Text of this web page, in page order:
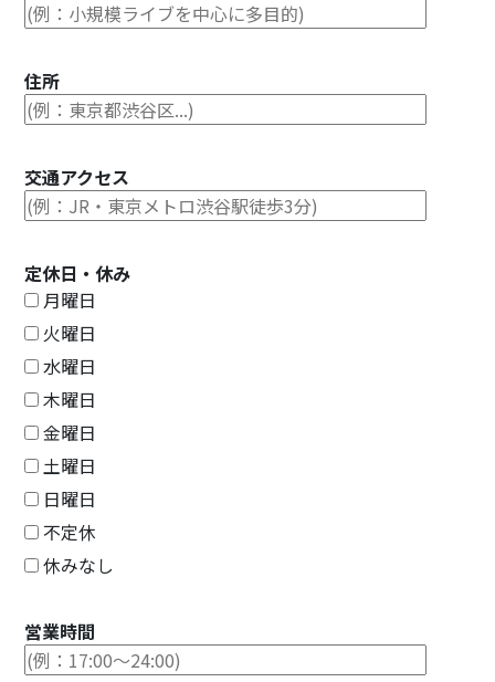
住所
交通アクセス
定休日・休み
月曜日
火曜日
水曜日
木曜日
金曜日
土曜日
日曜日
不定休
休みなし
営業時間